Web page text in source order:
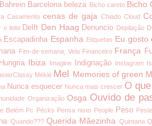
Bahrein Barcelona beleza Bicho careto Bicho
Casamento cenas de gaja Chiado Cloud
o leite Delft Den Haag Denuncio Depilação
Escapadinha Espanha Etiquetas Eu gosto
Fim-de-semana; Vela Financeiro França
Hungria Ibiza Imagine Indignação Instagram
Mékié Mel Memories of green
Nunca esquecer Nunca mais crescer O
Organização Osga Ouvido de
Belém Pc Pécks Pensa nisto People Peso
Quando??? Querida Mãezinha Quintana